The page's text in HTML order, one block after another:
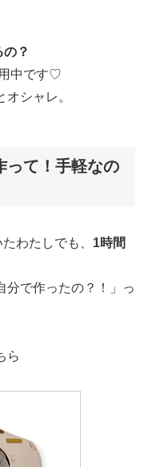
？
中です♡
シャレ。
って！手軽なの
わたしでも、 1時間
分で作ったの？！」っ
ら